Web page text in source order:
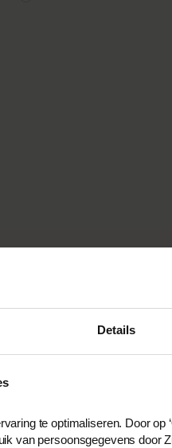
Details
te optimaliseren. Door op
van persoonsgegevens door